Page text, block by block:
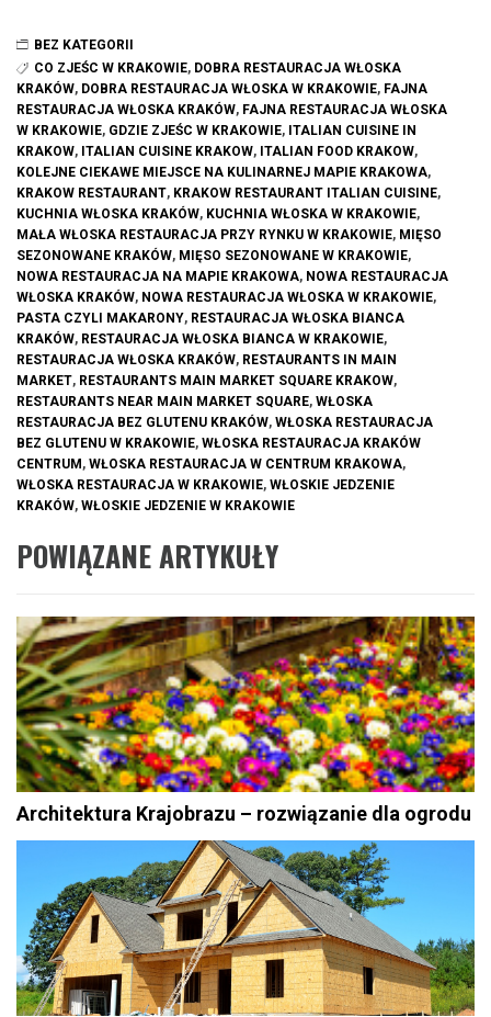
BEZ KATEGORII
CO ZJEŚC W KRAKOWIE, DOBRA RESTAURACJA WŁOSKA
KRAKÓW, DOBRA RESTAURACJA WŁOSKA W KRAKOWIE, FAJNA
RESTAURACJA WŁOSKA KRAKÓW, FAJNA RESTAURACJA WŁOSKA
W KRAKOWIE, GDZIE ZJEŚC W KRAKOWIE, ITALIAN CUISINE IN
KRAKOW, ITALIAN CUISINE KRAKOW, ITALIAN FOOD KRAKOW,
KOLEJNE CIEKAWE MIEJSCE NA KULINARNEJ MAPIE KRAKOWA,
KRAKOW RESTAURANT, KRAKOW RESTAURANT ITALIAN CUISINE,
KUCHNIA WŁOSKA KRAKÓW, KUCHNIA WŁOSKA W KRAKOWIE,
MAŁA WŁOSKA RESTAURACJA PRZY RYNKU W KRAKOWIE, MIĘSO
SEZONOWANE KRAKÓW, MIĘSO SEZONOWANE W KRAKOWIE,
NOWA RESTAURACJA NA MAPIE KRAKOWA, NOWA RESTAURACJA
WŁOSKA KRAKÓW, NOWA RESTAURACJA WŁOSKA W KRAKOWIE,
PASTA CZYLI MAKARONY, RESTAURACJA WŁOSKA BIANCA
KRAKÓW, RESTAURACJA WŁOSKA BIANCA W KRAKOWIE,
RESTAURACJA WŁOSKA KRAKÓW, RESTAURANTS IN MAIN
MARKET, RESTAURANTS MAIN MARKET SQUARE KRAKOW,
RESTAURANTS NEAR MAIN MARKET SQUARE, WŁOSKA
RESTAURACJA BEZ GLUTENU KRAKÓW, WŁOSKA RESTAURACJA
BEZ GLUTENU W KRAKOWIE, WŁOSKA RESTAURACJA KRAKÓW
CENTRUM, WŁOSKA RESTAURACJA W CENTRUM KRAKOWA,
WŁOSKA RESTAURACJA W KRAKOWIE, WŁOSKIE JEDZENIE
KRAKÓW, WŁOSKIE JEDZENIE W KRAKOWIE
POWIĄZANE ARTYKUŁY
Architektura Krajobrazu – rozwiązanie dla ogrodu